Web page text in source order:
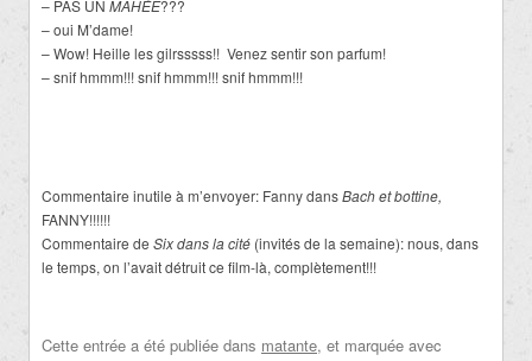
– PAS UN MAHÉE???
– oui M’dame!
– Wow! Heille les gilrsssss!! Venez sentir son parfum!
– snif hmmm!!! snif hmmm!!! snif hmmm!!!
Commentaire inutile à m’envoyer: Fanny dansBach et bottine,
FANNY!!!!!!
Commentaire de Six dans la cité (invités de la semaine): nous, dans
le temps, on l’avait détruit ce film-là, complètement!!!
Cette entrée a été publiée dans matante, et marquée avec